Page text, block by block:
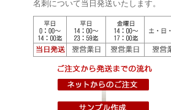
名刺について当日発送いたします。